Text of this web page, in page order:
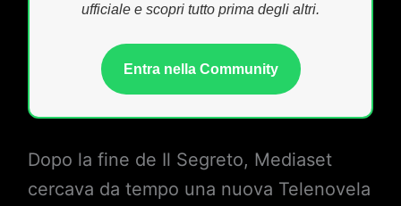
ufficiale e scopri tutto prima degli altri.
Entra nella Community
Dopo la fine de Il Segreto, Mediaset
cercava da tempo una nuova Telenovela